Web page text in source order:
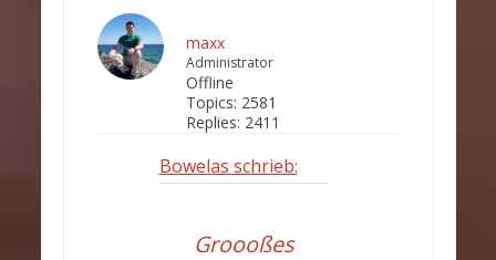
maxx
Administrator
Offline
Topics: 2581
Replies: 2411
Bowelas schrieb:
Groooßes